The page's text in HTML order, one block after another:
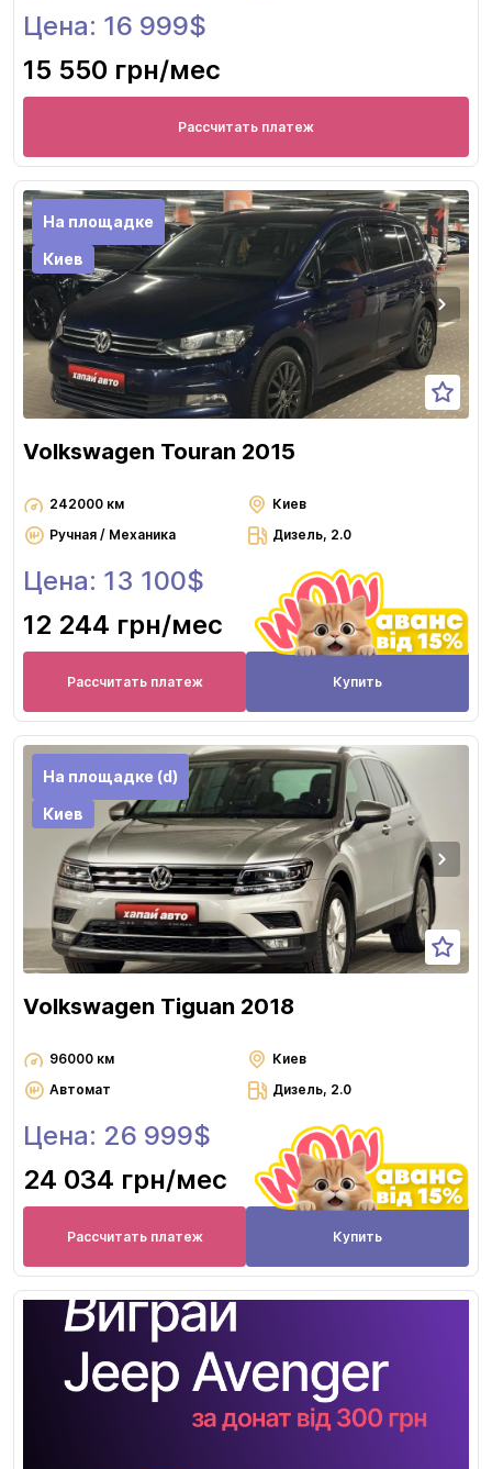
Цена: 16 999$
15 550 грн/мес
Рассчитать платеж
На площадке
Киев
Volkswagen Touran 2015
242000 км
Киев
Ручная / Механика
Дизель, 2.0
Цена: 13 100$
12 244 грн/мес
Рассчитать платеж Купить
На площадке (d)
Киев
Volkswagen Tiguan 2018
96000 км
Киев
Автомат
Дизель, 2.0
Цена: 26 999$
24 034 грн/мес
Рассчитать платеж Купить